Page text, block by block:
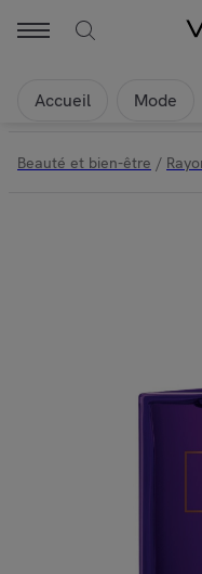
Accueil Mode
Beauté et bien-être /
Molinard - Vétiver - Eau de